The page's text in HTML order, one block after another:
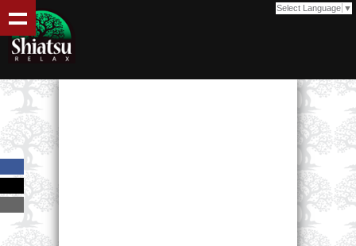
Select Language ▼